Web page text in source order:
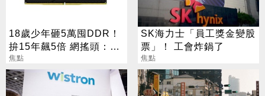
18歲少年砸5萬囤DDR！
拚15年飆5倍 網搖頭：會
報廢
焦點
SK海力士「員工獎金變股
票」！ 工會炸鍋了
焦點